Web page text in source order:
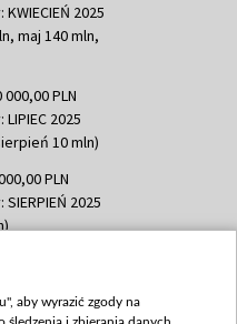
2025
maj 140 mln,
PLN
2025
10 mln)
PLN
2025
PLN
październik 350
aby wyrazić zgody na